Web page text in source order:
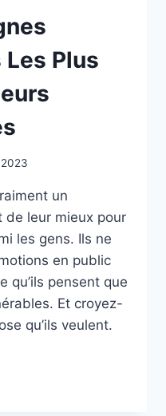
Plus
un
leur mieux pour
les gens. Ils ne
en public
qu’ils pensent que
Et croyez-
qu’ils veulent.